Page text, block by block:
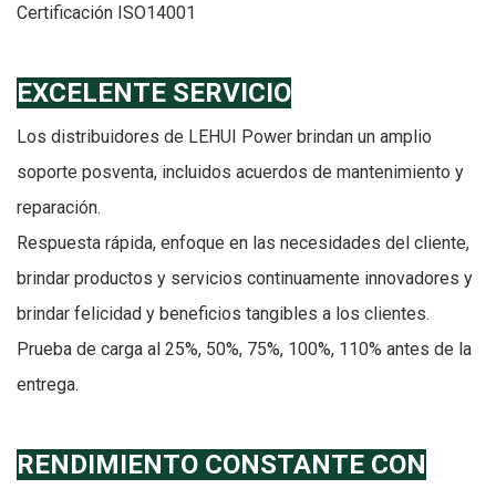
Certificación ISO14001
EXCELENTE SERVICIO
Los distribuidores de LEHUI Power brindan un amplio
soporte posventa, incluidos acuerdos de mantenimiento y
reparación.
Respuesta rápida, enfoque en las necesidades del cliente,
brindar productos y servicios continuamente innovadores y
brindar felicidad y beneficios tangibles a los clientes.
Prueba de carga al 25%, 50%, 75%, 100%, 110% antes de la
entrega.
RENDIMIENTO CONSTANTE CON